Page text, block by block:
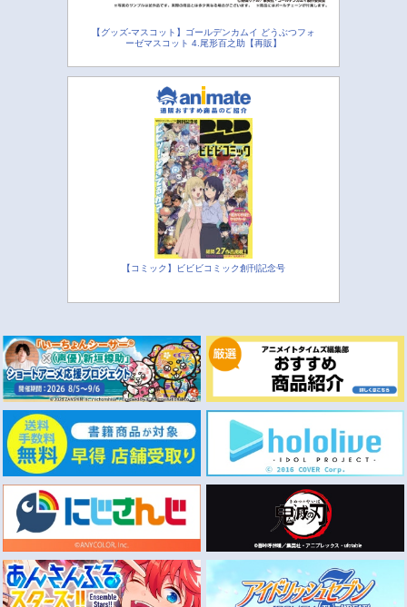
【グッズ-マスコット】ゴールデンカムイ どうぶつフォ
ーゼマスコット 4.尾形百之助【再販】
【コミック】ビビビコミック創刊記念号